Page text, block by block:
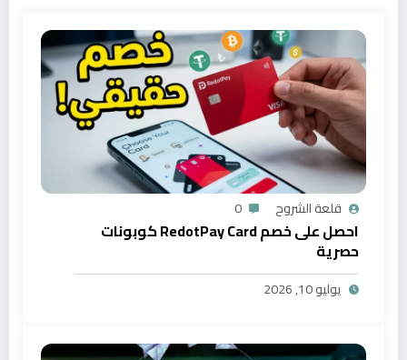
قلعة الشروح 0
احصل على خصم RedotPay Card كوبونات
حصرية
يوليو 10, 2026